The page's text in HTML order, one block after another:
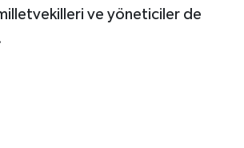
ve yöneticiler de